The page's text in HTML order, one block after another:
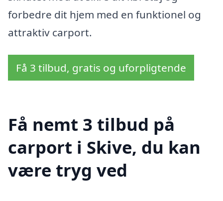
forbedre dit hjem med en funktionel og
attraktiv carport.
Få 3 tilbud, gratis og uforpligtende
Få nemt 3 tilbud på
carport i Skive, du kan
være tryg ved